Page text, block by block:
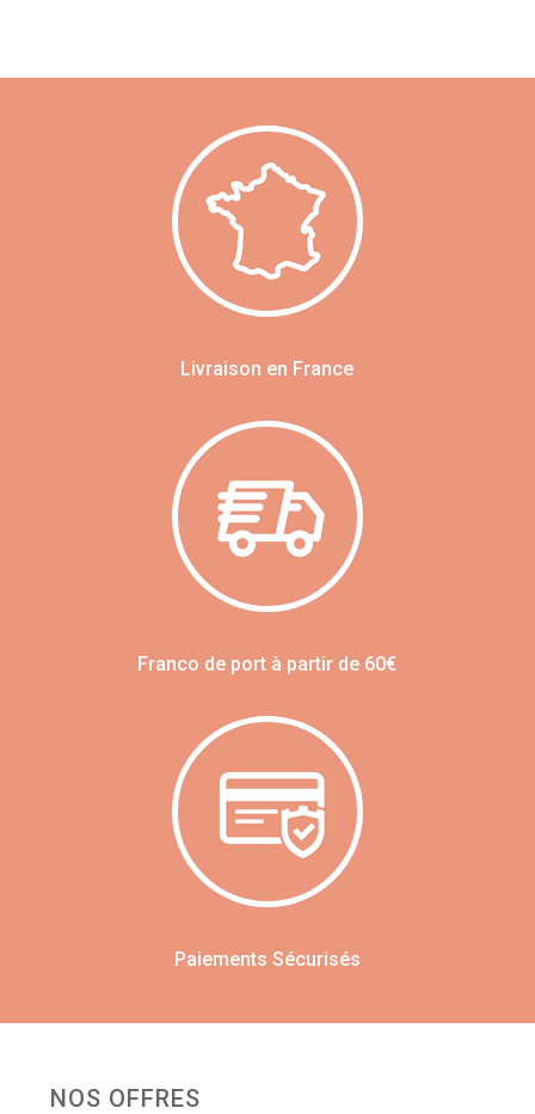
Livraison en France
Franco de port à partir de 60€
Paiements Sécurisés
NOS OFFRES